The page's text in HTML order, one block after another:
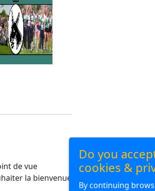
de vue
la bienvenue
Do you
cookies &
By continuing